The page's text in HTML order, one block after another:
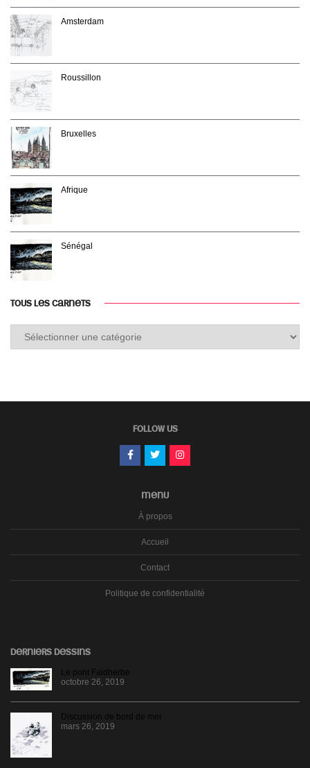
Amsterdam
Roussillon
Bruxelles
Afrique
Sénégal
TOUS LES CARNETS
FOLLOW US
MENU
À propos
Accueil
Contact
Politique de confidentialité
DERNIERS DESSINS
Le pont Faidherbe
octobre 26, 2019
Discussion de bord de mer
mars 26, 2019